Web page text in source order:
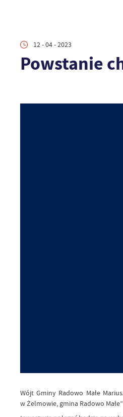
12 - 04 - 2023
Powstanie
Wójt Gminy Radowo Małe
w Żelmowie, gmina Radowo Małe”